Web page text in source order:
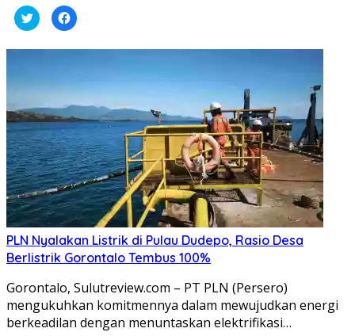
Klik
untuk
berbagi
Twitter(Membuka
baru)
Klik
untuk
Facebook(Membuka
baru)
PLN Nyalakan Listrik di Pulau Dudepo, Rasio Desa
Berlistrik Gorontalo Tembus 100%
Gorontalo, Sulutreview.com – PT PLN (Persero)
mengukuhkan komitmennya dalam mewujudkan energi
berkeadilan dengan menuntaskan elektrifikasi…